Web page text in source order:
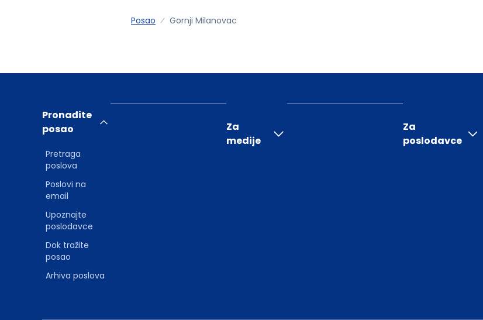
Posao Gornji Milanovac
Pronađite
posao
Pretraga
poslova
Poslovi na
email
Upoznajte
poslodavce
Dok tražite
posao
Arhiva poslova
Za
medije
Za
poslodavce